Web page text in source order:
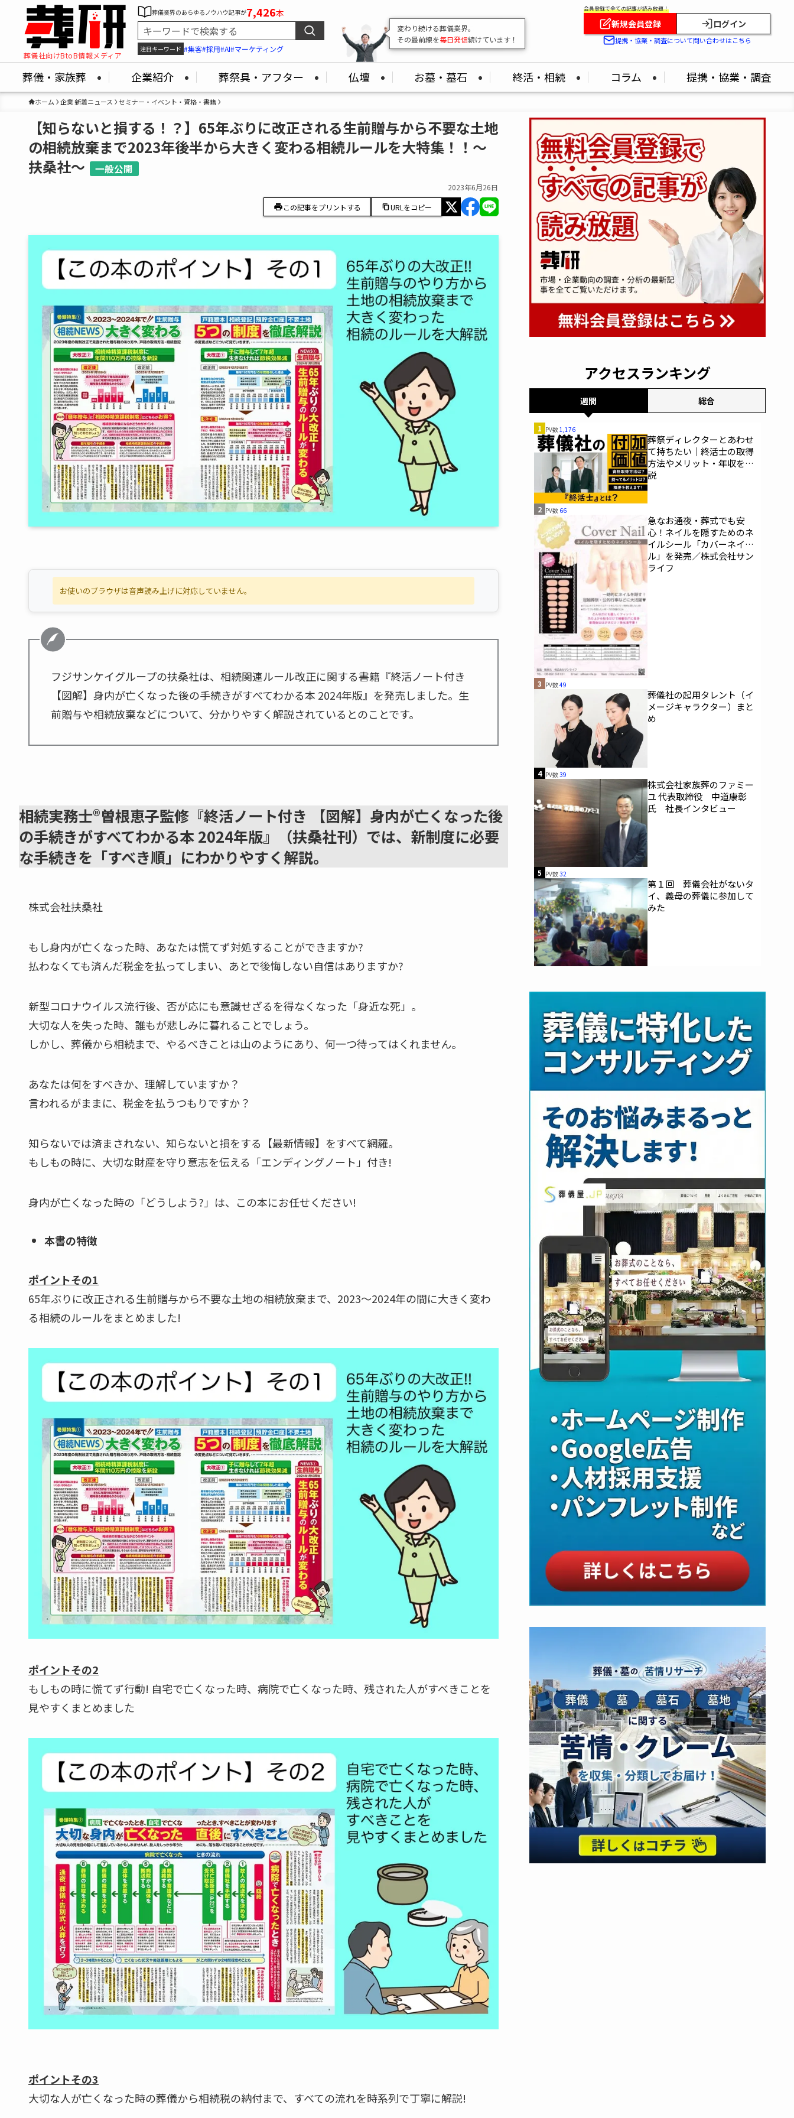
葬儀社向けBtoB情報メディア
葬儀業界のあらゆるノウハウ記事が7,426本
注目キーワード #集客#採用#AI#マーケティング
変わり続ける葬儀業界。
その最前線を毎日発信続けています！
会員登録で全ての記事が読み放題！
新規会員登録 ログイン
提携・協業・調査について問い合わせはこちら
葬儀・家族葬 企業紹介 葬祭具・アフター 仏壇 お墓・墓石 終活・相続 コラム 提携・協業・調査
ホーム 企業 新着ニュース セミナー・イベント・資格・書籍
【知らないと損する！？】65年ぶりに改正される生前贈与から不要な土地
の相続放棄まで2023年後半から大きく変わる相続ルールを大特集！！～
扶桑社～
一般公開
2023年6月26日
この記事をプリントする
URLをコピー
お使いのブラウザは音声読み上げに対応していません。
フジサンケイグループの扶桑社は、相続関連ルール改正に関する書籍『終活ノート付き
【図解】身内が亡くなった後の手続きがすべてわかる本 2024年版』を発売しました。生
前贈与や相続放棄などについて、分かりやすく解説されているとのことです。
相続実務士®曽根恵子監修『終活ノート付き 【図解】身内が亡くなった後
の手続きがすべてわかる本 2024年版』（扶桑社刊）では、新制度に必要
な手続きを「すべき順」にわかりやすく解説。
株式会社扶桑社
もし身内が亡くなった時、あなたは慌てず対処することができますか?
払わなくても済んだ税金を払ってしまい、あとで後悔しない自信はありますか?
新型コロナウイルス流行後、否が応にも意識せざるを得なくなった「身近な死」。
大切な人を失った時、誰もが悲しみに暮れることでしょう。
しかし、葬儀から相続まで、やるべきことは山のようにあり、何一つ待ってはくれません。
あなたは何をすべきか、理解していますか？
言われるがままに、税金を払うつもりですか？
知らないでは済まされない、知らないと損をする【最新情報】をすべて網羅。
もしもの時に、大切な財産を守り意志を伝える「エンディングノート」付き!
身内が亡くなった時の「どうしよう?」は、この本にお任せください!
本書の特徴
ポイントその1
65年ぶりに改正される生前贈与から不要な土地の相続放棄まで、2023〜2024年の間に大きく変わ
る相続のルールをまとめました!
ポイントその2
もしもの時に慌てず行動! 自宅で亡くなった時、病院で亡くなった時、残された人がすべきことを
見やすくまとめました
ポイントその3
大切な人が亡くなった時の葬儀から相続税の納付まで、すべての流れを時系列で丁寧に解説!
アクセスランキング
週間 総合
1 PV数1,176
葬祭ディレクターとあわせ
て持ちたい｜終活士の取得
方法やメリット・年収を解
説
2 PV数 66
急なお通夜・葬式でも安
心！ネイルを隠すためのネ
イルシール「カバーネイ
ル」を発売／株式会社サン
ライフ
3 PV数49
葬儀社の起用タレント（イ
メージキャラクター）まと
め
4 PV数39
株式会社家族葬のファミー
ユ 代表取締役 中道康彰
氏 社長インタビュー
5 PV数32
第１回 葬儀会社がないタ
イ、義母の葬儀に参加して
みた